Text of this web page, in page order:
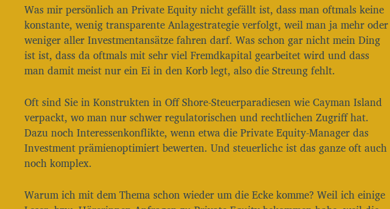
i
e
L
a
u
ä
r
k
e
e
Was mir persönlich an Private Equity nicht gefällt ist, dass man oftmals keine
konstante, wenig transparente Anlagestrategie verfolgt, weil man ja mehr oder
weniger aller Investmentansätze fahren darf. Was schon gar nicht mein Ding
ist ist, dass da oftmals mit sehr viel Fremdkapital gearbeitet wird und dass
man damit meist nur ein Ei in den Korb legt, also die Streung fehlt.
Oft sind Sie in Konstrukten in Off Shore-Steuerparadiesen wie Cayman Island
verpackt, wo man nur schwer regulatorischen und rechtlichen Zugriff hat.
Dazu noch Interessenkonflikte, wenn etwa die Private Equity-Manager das
Investment prämienoptimiert bewerten. Und steuerlichc ist das ganze oft auch
noch komplex.
Warum ich mit dem Thema schon wieder um die Ecke komme? Weil ich einige